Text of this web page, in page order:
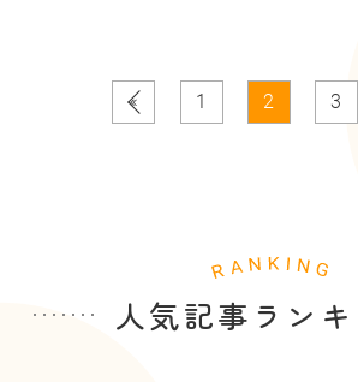
1 2 3
人気記事ラン